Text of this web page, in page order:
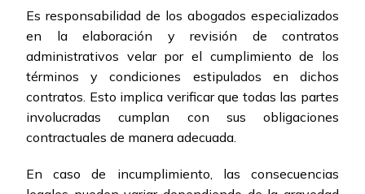
Es responsabilidad de los abogados especializados
en la elaboración y revisión de contratos
administrativos velar por el cumplimiento de los
términos y condiciones estipulados en dichos
contratos. Esto implica verificar que todas las partes
involucradas cumplan con sus obligaciones
contractuales de manera adecuada.
En caso de incumplimiento, las consecuencias